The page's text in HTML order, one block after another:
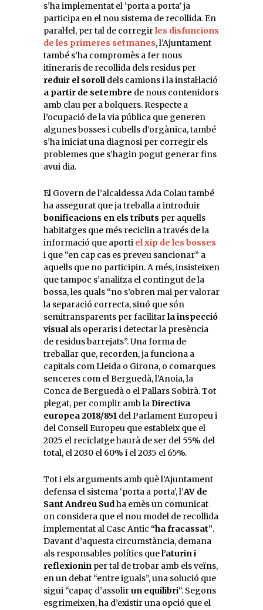
s’ha implementat el ‘porta a porta’ ja
participa en el nou sistema de recollida. En
paral·lel, per tal de corregirles disfuncions
de les primeres setmanes, l’Ajuntament
també s’ha compromès a fer nous
itineraris de recollida dels residus per
reduir el sorolldels camions i la instal·lació
a partir de setembre de nous contenidors
amb clau per a bolquers. Respecte a
l’ocupació de la via pública que generen
algunes bosses i cubells d’orgànica, també
s’ha iniciat una diagnosi per corregir els
problemes que s’hagin pogut generar fins
avui dia.
El Govern de l’alcaldessa Ada Colau també
ha assegurat que ja treballa a introduir
bonificacions en els tributs per aquells
habitatges que més reciclin a través de la
informació que aporti el xip de les bosses
i que “en cap cas es preveu sancionar” a
aquells que no participin. A més, insisteixen
que tampoc s’analitza el contingut de la
bossa, les quals “no s’obren mai per valorar
la separació correcta, sinó que són
semitransparents per facilitarla inspecció
visualals operaris i detectar la presència
de residus barrejats”. Una forma de
treballar que, recorden, ja funciona a
capitals com Lleida o Girona, o comarques
senceres com el Berguedà, l’Anoia, la
Conca de Berguedà o el Pallars Sobirà. Tot
plegat, per complir amb laDirectiva
europea 2018/851 del Parlament Europeu i
del Consell Europeu que estableix que el
2025 el reciclatge haurà de ser del 55% del
total, el 2030 el 60% i el 2035 el 65%.
Tot i els arguments amb què l’Ajuntament
defensa el sistema ‘porta a porta’, l’AV de
Sant Andreu Sudha emès un comunicat
on considera que el nou model de recollida
implementat al Casc Antic “ha fracassat”.
Davant d’aquesta circumstància, demana
als responsables polítics quel’aturin i
reflexionin per tal de trobar amb els veïns,
en un debat “entre iguals”, una solució que
sigui “capaç d’assolirun equilibri“. Segons
esgrimeixen, ha d’existir una opció que el